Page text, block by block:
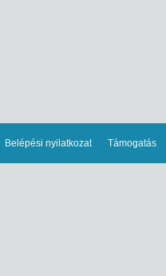
Belépési nyilatkozat Támogatás